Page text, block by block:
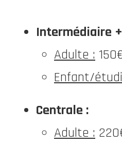
Intermédiaire
Adulte :
Enfant/
Centrale :
Adulte :